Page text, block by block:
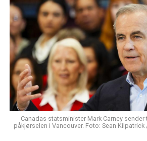
Canadas statsminister Mark Carney
påkjørselen i Vancouver. Foto: Sean Kilpatrick